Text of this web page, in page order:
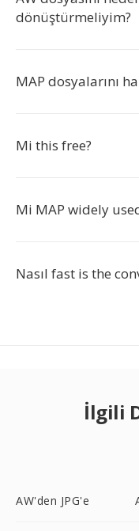
dönüştürmeliyim?
MAP dosyalarını
Mi this free?
Mi MAP widely
Nasıl fast is the
İlgili
AW'den JPG'e